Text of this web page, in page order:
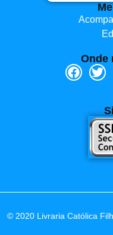
Onde
© 2020 Livraria Católica